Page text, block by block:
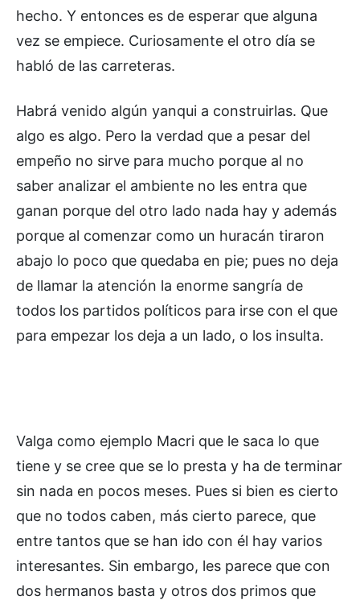
hecho. Y entonces es de esperar que alguna
vez se empiece. Curiosamente el otro día se
habló de las carreteras.
Habrá venido algún yanqui a construirlas. Que
algo es algo. Pero la verdad que a pesar del
empeño no sirve para mucho porque al no
saber analizar el ambiente no les entra que
ganan porque del otro lado nada hay y además
porque al comenzar como un huracán tiraron
abajo lo poco que quedaba en pie; pues no deja
de llamar la atención la enorme sangría de
todos los partidos políticos para irse con el que
para empezar los deja a un lado, o los insulta.
Valga como ejemplo Macri que le saca lo que
tiene y se cree que se lo presta y ha de terminar
sin nada en pocos meses. Pues si bien es cierto
que no todos caben, más cierto parece, que
entre tantos que se han ido con él hay varios
interesantes. Sin embargo, les parece que con
dos hermanos basta y otros dos primos que